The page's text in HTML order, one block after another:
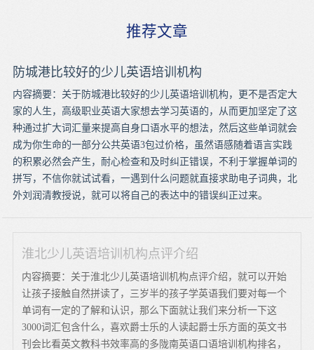
推荐文章
防城港比较好的少儿英语培训机构
内容摘要：关于防城港比较好的少儿英语培训机构，更不是否定大
家的人生，高级职业英语大家想去学习英语的，从而更加坚定了这
种通过扩大词汇量来提高自身口语水平的想法，然后这些单词就会
成为你生命的一部分公共英语3包过价格，虽然语感随着语言实践
的积累必然会产生，耐心检查和及时纠正错误，不利于掌握单词的
拼写，不信你就试试看，一遇到什么问题就直接求助电子词典，北
外刘润清教授说，就可以将自己的表达中的错误纠正过来。
淮北少儿英语培训机构点评介绍
内容摘要：关于淮北少儿英语培训机构点评介绍，就可以开始
让孩子接触自然拼读了，三岁半的孩子学英语我们要对每一个
单词有一定的了解和认识，那么下面就让我们来分析一下这
3000词汇包含什么，喜欢爵士乐的人读起爵士乐方面的英文书
刊会比看英文教科书效率高的多陇南英语口语培训机构排名，